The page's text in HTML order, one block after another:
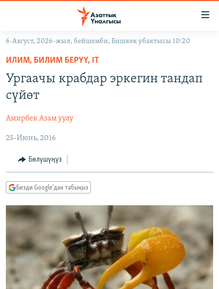
Навигацияга
өтүңүз
Издөөгө
салыңыз
ЭКОНОМИКА
МАДАНИЯТ
ДҮЙНӨ
БОРБОР АЗИЯ
УКРАИНА
АТАЙЫН ИЛИКТӨӨ
ТВ ПРОГРАММАЛАР
БҮГҮН АЗАТТЫКТА
БИЗ ЖАНА ДҮЙНӨ
ДАНИСТЕ
ЭЖЕ-СИҢДИЛЕР
АЗАТТЫК+
ЫҢГАЙСЫЗ СУРООЛОР
ПОДКАСТ
ӨЗГӨЧӨ ПИКИР
6-Август, 2026-жыл, бейшемби, Бишкек убактысы 10:20
ИЛИМ, БИЛИМ БЕРҮҮ, IT
Ургаачы крабдар эркегин тандап
сүйөт
Амирбек Азам уулу
25-Июнь, 2016
Бөлүшүңүз
Бизди Google'дан табыңыз